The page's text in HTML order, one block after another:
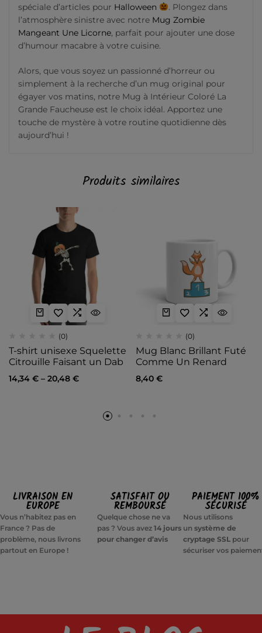
spéciale d’articles pour Halloween
. Plongez dans
l’atmosphère sinistre avec notre Mug Zombie
Mangeant Une Licorne, parfait pour ajouter une dose
d’humour macabre à votre cuisine.
Alors, que vous soyez un passionné d’horreur ou
simplement à la recherche d’un mug original pour
égayer vos matins, notre Mug à Intérieur Coloré La
Grande Faucheuse est le choix idéal. Apportez une
touche de mystère à votre routine quotidienne dès
aujourd’hui !
Produits similaires
(0)
T-shirt unisexe Squelette
Citrouille Faisant un Dab
14,34 € – 20,48 €
(0)
Mug Blanc Brillant Futé
Comme Un Renard
8,40 €
LIVRAISON EN
EUROPE
Vous n’habitez pas en
France ? Pas de
problème, nous livrons
partout en Europe !
SATISFAIT OU
REMBOURSÉ
Quelque chose ne va
pas ? Vous avez14 jours
pour changer d’avis
PAIEMENT 100%
SÉCURISÉ
Nous utilisons
un système de
cryptage SSLpour
sécuriser vos